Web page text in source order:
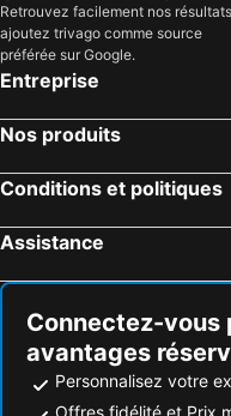
Retrouvez facilement nos
ajoutez trivago comme source
préférée sur Google.
Entreprise
Nos produits
Conditions et politiques
Assistance
Connectez-vous
avantages
Personnalisez votre
Offres fidélité et Prix